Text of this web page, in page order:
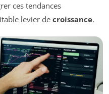
ces tendances
levier de croissance.